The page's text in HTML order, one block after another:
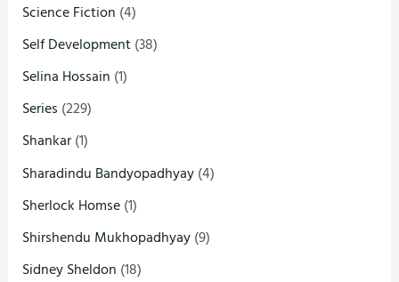
Science Fiction (4)
Self Development(38)
Selina Hossain (1)
Series (229)
Shankar(1)
Sharadindu Bandyopadhyay(4)
Sherlock Homse(1)
Shirshendu Mukhopadhyay(9)
Sidney Sheldon (18)